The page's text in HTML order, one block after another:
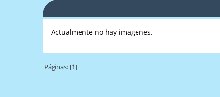
Actualmente no hay imagenes.
Páginas: [1]